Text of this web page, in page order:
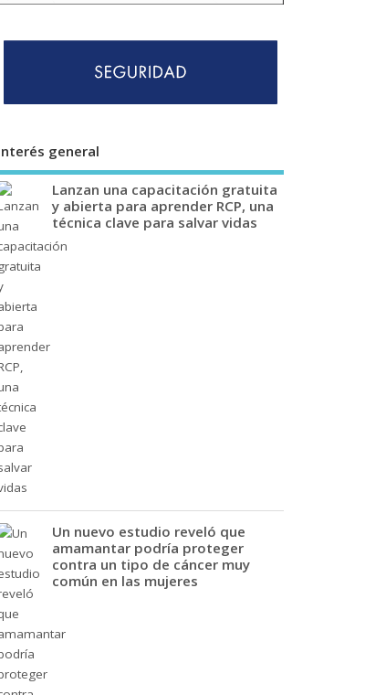
general
Lanzan una capacitación gratuita
y abierta para aprender RCP, una
técnica clave para salvar vidas
Un nuevo estudio reveló que
amamantar podría proteger
contra un tipo de cáncer muy
común en las mujeres